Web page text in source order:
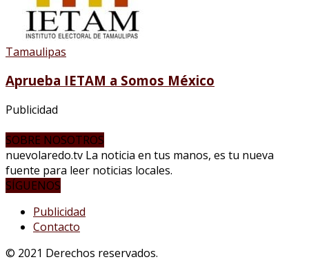
Tamaulipas
Aprueba IETAM a Somos México
Publicidad
SOBRE NOSOTROS
nuevolaredo.tv La noticia en tus manos, es tu nueva
fuente para leer noticias locales.
SÍGUENOS
Publicidad
Contacto
© 2021 Derechos reservados.